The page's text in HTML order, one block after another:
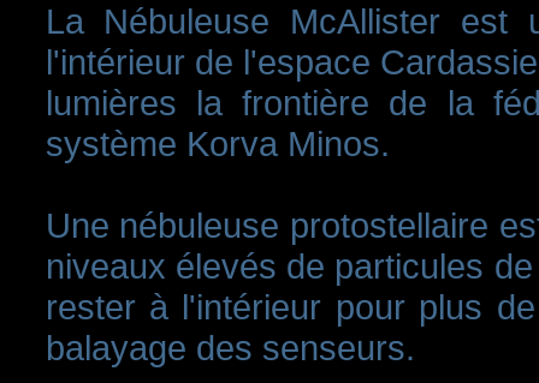
La Nébuleuse McAllister
l'intérieur de l'espace
lumières la frontière de la
système Korva Minos.
Une nébuleuse protostellaire
niveaux élevés de particules
rester à l'intérieur pour plus
balayage des senseurs.